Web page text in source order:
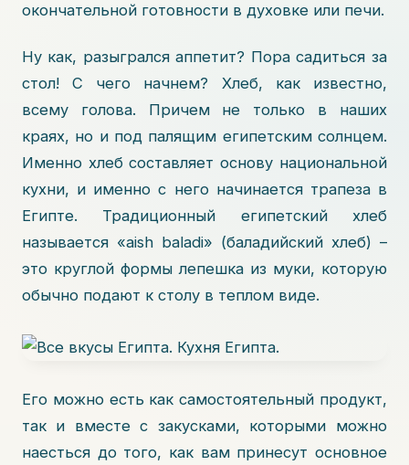
окончательной готовности в духовке или печи.
Ну как, разыгрался аппетит? Пора садиться за
стол! С чего начнем? Хлеб, как известно,
всему голова. Причем не только в наших
краях, но и под палящим египетским солнцем.
Именно хлеб составляет основу национальной
кухни, и именно с него начинается трапеза в
Египте. Традиционный египетский хлеб
называется «aish baladi» (баладийский хлеб) –
это круглой формы лепешка из муки, которую
обычно подают к столу в теплом виде.
Его можно есть как самостоятельный продукт,
так и вместе с закусками, которыми можно
наесться до того, как вам принесут основное